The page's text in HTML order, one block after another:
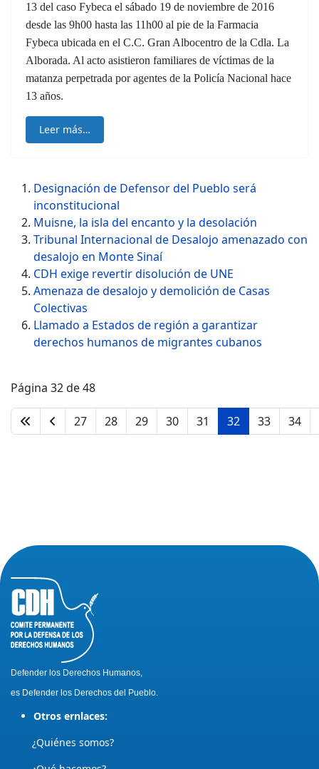
13 del caso Fybeca el sábado 19 de noviembre de 2016
desde las 9h00 hasta las 11h00 al pie de la Farmacia
Fybeca ubicada en el C.C. Gran Albocentro de la Cdla. La
Alborada. Al acto asistieron familiares de víctimas de la
matanza perpetrada por agentes de la Policía Nacional hace
13 años.
Leer más…
Designación de Defensor del Pueblo será
inconstitucional
Muisne, la isla del encanto y la desolación
Tribunal Internacional de Desalojo amenazado con
desalojo en Monte Sinaí
CDH exige revertir disolución de UNE
Amenaza de desalojo y demolición de Casas
Colectivas
Llamado a Estados de región a garantizar
derechos humanos de migrantes cubanos
Página 32 de 48
27 28 29 30 31 32 33 34
Defender los Derechos Humanos,
es Defender los Derechos del Pueblo.
Otros ernlaces:
¿Quiénes somos?